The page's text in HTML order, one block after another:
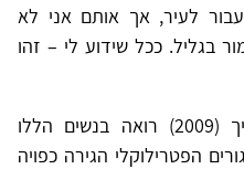
לעיר, אך אותם אני לא
בגליל. ככל שידוע לי – זהו
חוקרת המגדר ליליאן אבו-טביך (2009) רואה בנשים הללו
הפטרילוקלי הגירה כפויה